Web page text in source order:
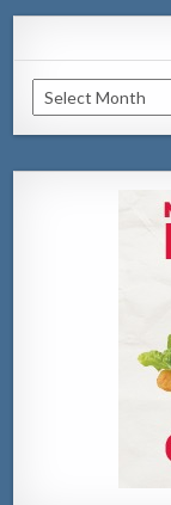
Archivo